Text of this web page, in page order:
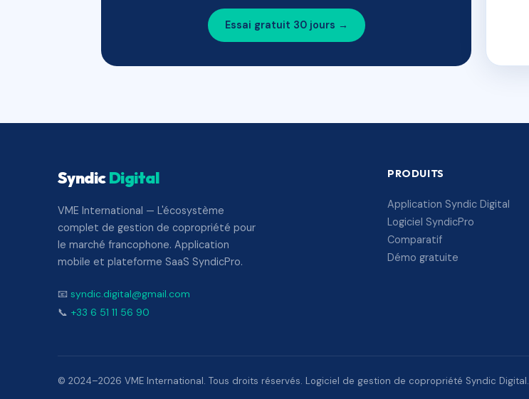
Essai gratuit 30 jours →
SyndicDigital
VME International — L'écosystème
complet de gestion de copropriété pour
le marché francophone. Application
mobile et plateforme SaaS SyndicPro.
📧 syndic.digital@gmail.com
📞 +33 6 51 11 56 90
PRODUITS
Application Syndic Digital
Logiciel SyndicPro
Comparatif
Démo gratuite
© 2024–2026 VME International. Tous droits réservés. Logiciel de gestion de copropriété Syndic Digital.